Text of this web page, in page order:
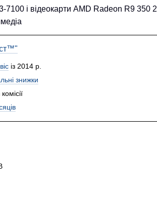
7100 і відеокарти AMD Radeon R9 350 2
із 2014 р.
знижки